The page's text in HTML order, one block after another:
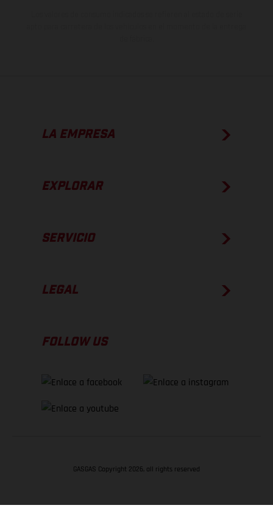
LA EMPRESA
EXPLORAR
SERVICIO
LEGAL
FOLLOW US
GASGAS Copyright 2026, all rights reserved